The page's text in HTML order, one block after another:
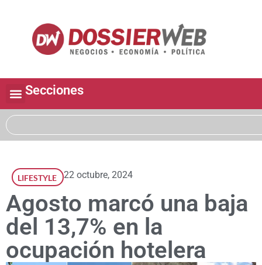
Secciones
LIFESTYLE 22 octubre, 2024
Agosto marcó una baja
del 13,7% en la
ocupación hotelera